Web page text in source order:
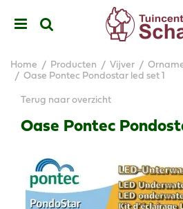
Home Producten Vijver
Oase Pontec Pondostar led set 1
Terug naar overzicht
Oase Pontec